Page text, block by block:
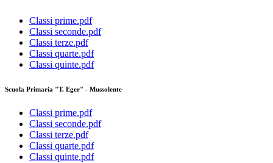
Classi prime.pdf
Classi seconde.pdf
Classi terze.pdf
Classi quarte.pdf
Classi quinte.pdf
Scuola Primaria "T. Eger" - Mussolente
Classi prime.pdf
Classi seconde.pdf
Classi terze.pdf
Classi quarte.pdf
Classi quinte.pdf